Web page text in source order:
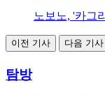
노보노, '카그
이전 기사 다음 기사
탐방